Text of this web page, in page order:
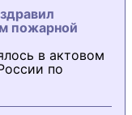
пожарной
в актовом
по